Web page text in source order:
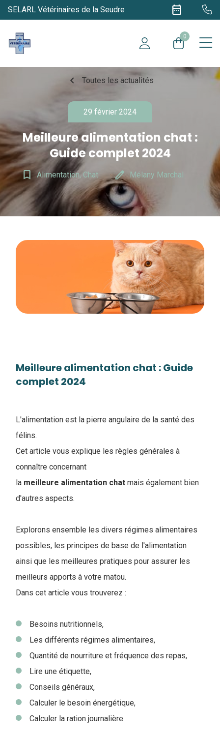
SELARL Vétérinaires de la Seudre date_range
0
chevron_left Toutes les actualités
29 février 2024
Meilleure alimentation chat :
Guide complet 2024
bookmark_border Alimentation, Chat edit Mélany Marchal
Meilleure alimentation chat : Guide
complet 2024
L'alimentation est la pierre angulaire de la santé des
félins.
Cet article vous explique les règles générales à
connaître concernant
la meilleure alimentation chat mais également bien
d'autres aspects.
Explorons ensemble les divers régimes alimentaires
possibles, les principes de base de l'alimentation
ainsi que les meilleures pratiques pour assurer les
meilleurs apports à votre matou.
Dans cet article vous trouverez :
Besoins nutritionnels,
Les différents régimes alimentaires,
Quantité de nourriture et fréquence des repas,
Lire une étiquette,
Conseils généraux,
Calculer le besoin énergétique,
Calculer la ration journalière.